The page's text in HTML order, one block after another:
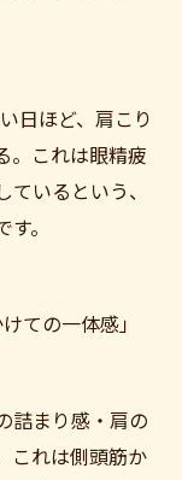
日ほど、肩こり
。これは眼精疲
いるという、
。
ての一体感」
詰まり感・肩の
これは側頭筋か